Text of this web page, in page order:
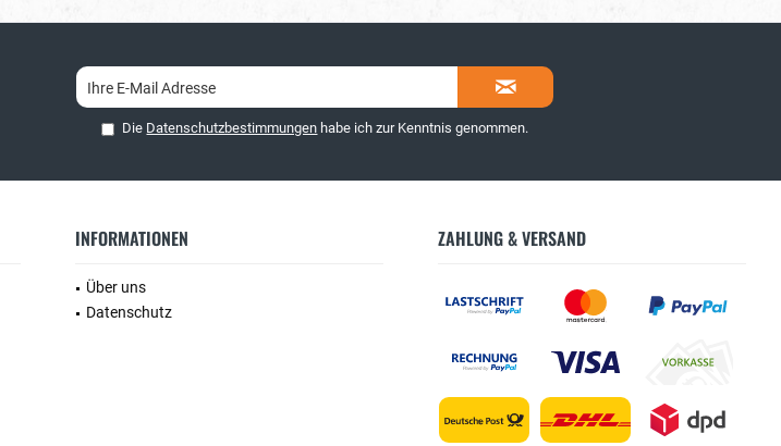
Die Datenschutzbestimmungen habe ich zur Kenntnis genommen.
INFORMATIONEN
Über uns
Datenschutz
ZAHLUNG & VERSAND